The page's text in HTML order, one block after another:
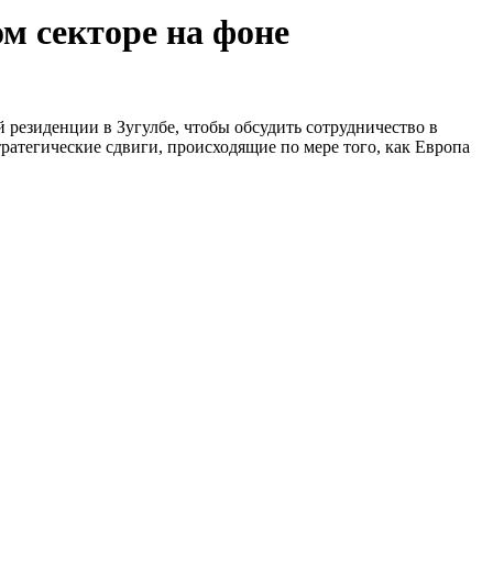
секторе на фоне
в Зугулбе, чтобы обсудить сотрудничество в
сдвиги, происходящие по мере того, как Европа